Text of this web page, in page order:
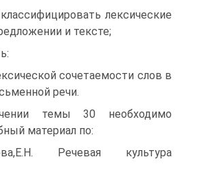
лексические
и тексте;
сочетаемости слов в
речи.
темы 30 необходимо
материал по:
Речевая культура